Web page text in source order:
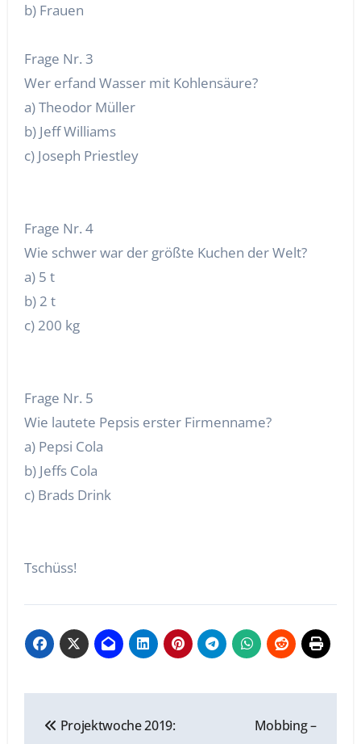
b) Frauen
Frage Nr. 3
Wer erfand Wasser mit Kohlensäure?
a) Theodor Müller
b) Jeff Williams
c) Joseph Priestley
Frage Nr. 4
Wie schwer war der größte Kuchen der Welt?
a) 5 t
b) 2 t
c) 200 kg
Frage Nr. 5
Wie lautete Pepsis erster Firmenname?
a) Pepsi Cola
b) Jeffs Cola
c) Brads Drink
Tschüss!
Projektwoche 2019:
Mobbing –